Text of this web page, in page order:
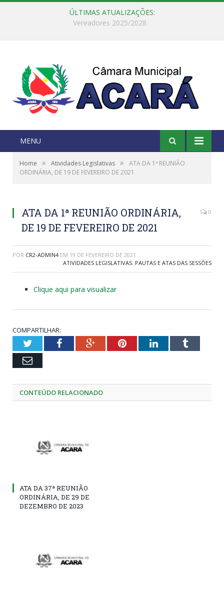
ÚLTIMAS ATUALIZAÇÕES:
MENU
Home » Atividades Legislativas »
ATA DA 1ª REUNIÃO
ORDINÁRIA, DE 19 DE FEVEREIRO DE 2021
ATA DA 1ª REUNIÃO ORDINÁRIA,
DE 19 DE FEVEREIRO DE 2021
0
POR CR2-ADMIN4 EM 19 DE FEVEREIRO DE 2021
ATIVIDADES LEGISLATIVAS, PAUTAS E ATAS DAS SESSÕES
Clique aqui para visualizar
COMPARTILHAR:
TwitterFacebookGoogle+PinterestLinkedInTumblr
Email
CONTEÚDO RELACIONADO
ATA DA 37ª REUNIÃO
ORDINÁRIA, DE 29 DE
DEZEMBRO DE 2023